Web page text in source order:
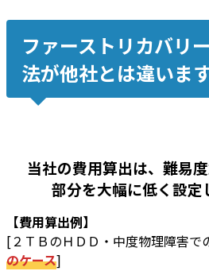
ファーストリカバリ
法が他社とは違いま
当社の費用算出は、難易
部分を大幅に低く設定
【費用算出例】
[２ＴＢのＨＤＤ・中度物理障害で
のケース]